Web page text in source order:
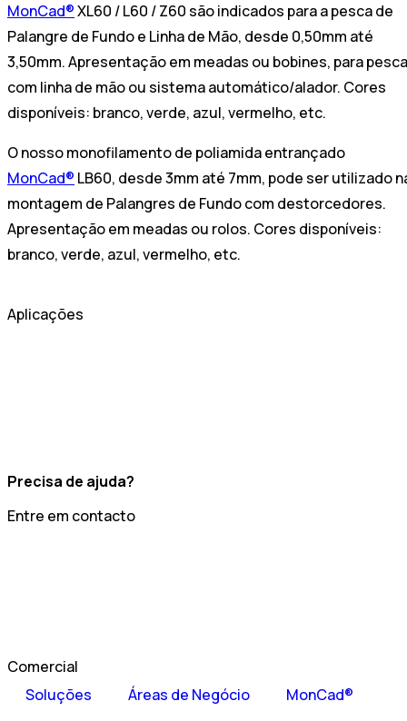
MonCad®XL60 / L60 / Z60 são indicados para a pesca de
Palangre de Fundo e Linha de Mão, desde 0,50mm até
3,50mm. Apresentação em meadas ou bobines, para pesca
com linha de mão ou sistema automático/alador. Cores
disponíveis: branco, verde, azul, vermelho, etc.
O nosso monofilamento de poliamida entrançado
MonCad® LB60, desde 3mm até 7mm, pode ser utilizado
montagem de Palangres de Fundo com destorcedores.
Apresentação em meadas ou rolos. Cores disponíveis:
branco, verde, azul, vermelho, etc.
Aplicações
Precisa de ajuda?
Entre em contacto
Comercial
Soluções
Áreas de Negócio MonCad®